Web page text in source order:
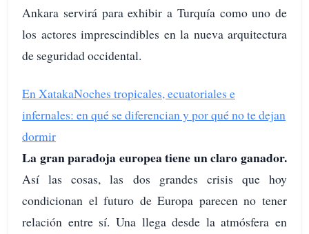
Ankara servirá para exhibir a Turquía como uno de
los actores imprescindibles en la nueva arquitectura
de seguridad occidental.
En XatakaNoches tropicales, ecuatoriales e
infernales: en qué se diferencian y por qué no te dejan
dormir
La gran paradoja europea tiene un claro ganador.
Así las cosas, las dos grandes crisis que hoy
condicionan el futuro de Europa parecen no tener
relación entre sí. Una llega desde la atmósfera en